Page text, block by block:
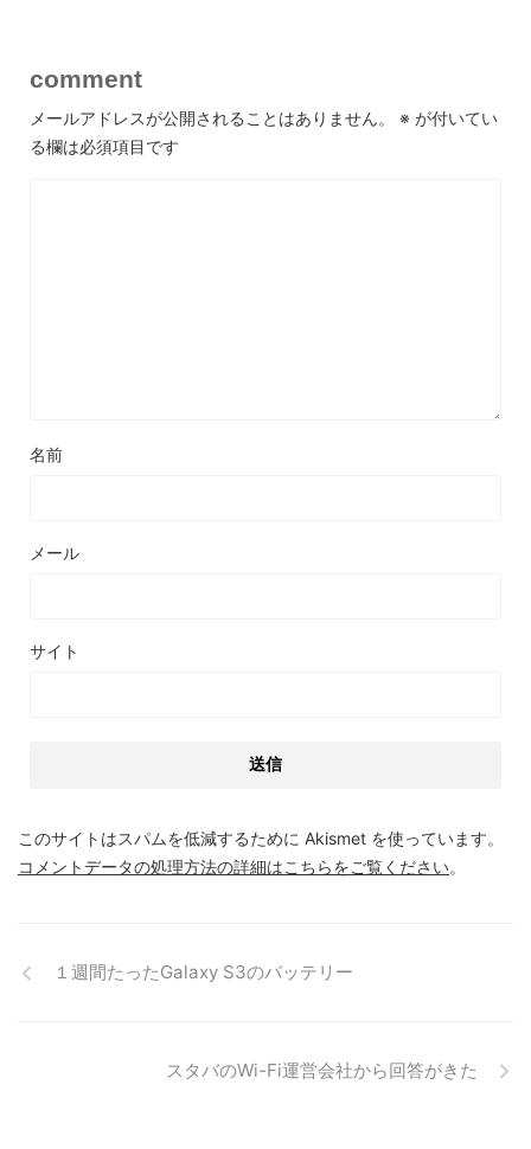
comment
メールアドレスが公開されることはありません。 ※ が付いてい
る欄は必須項目です
名前
メール
サイト
このサイトはスパムを低減するために Akismet を使っています。
コメントデータの処理方法の詳細はこちらをご覧ください。
１週間たったGalaxy S3のバッテリー
スタバのWi-Fi運営会社から回答がきた